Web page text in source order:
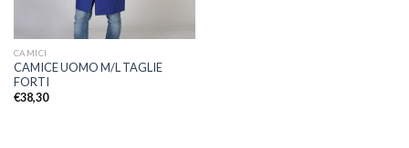
CAMICI
CAMICE UOMO M/L TAGLIE
FORTI
€38,30